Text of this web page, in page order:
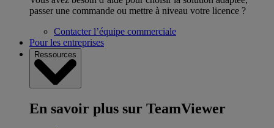
passer une commande ou mettre à niveau votre licence ?
Contacter l’équipe commerciale
Pour les entreprises
Ressources
En savoir plus sur TeamViewer